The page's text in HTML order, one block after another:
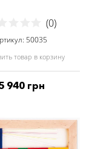
(0)
50035
товар в корзину
940 грн